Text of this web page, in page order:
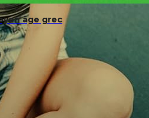
âge grec